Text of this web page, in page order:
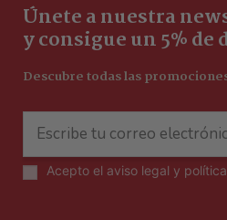
Únete a nuestra
y consigue un 5% de
Descubre todas las
Acepto el aviso legal y